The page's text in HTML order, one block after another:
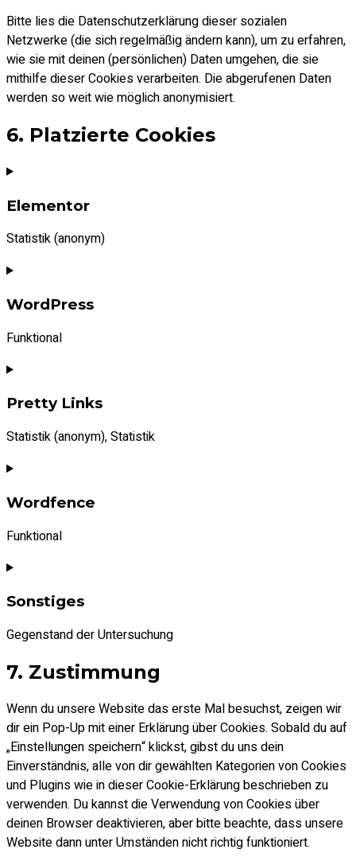
Bitte lies die Datenschutzerklärung dieser sozialen
Netzwerke (die sich regelmäßig ändern kann), um zu erfahren,
wie sie mit deinen (persönlichen) Daten umgehen, die sie
mithilfe dieser Cookies verarbeiten. Die abgerufenen Daten
werden so weit wie möglich anonymisiert.
6. Platzierte Cookies
Elementor
Statistik (anonym)
Consent
service
WordPress
Funktional
Consent
service
wordpress
Pretty Links
Statistik (anonym), Statistik
Consent
service
links
Wordfence
Funktional
Consent
service
Sonstiges
Gegenstand der Untersuchung
Consent
to
service
sonstiges
7. Zustimmung
Wenn du unsere Website das erste Mal besuchst, zeigen wir
dir ein Pop-Up mit einer Erklärung über Cookies. Sobald du auf
„Einstellungen speichern“ klickst, gibst du uns dein
Einverständnis, alle von dir gewählten Kategorien von Cookies
und Plugins wie in dieser Cookie-Erklärung beschrieben zu
verwenden. Du kannst die Verwendung von Cookies über
deinen Browser deaktivieren, aber bitte beachte, dass unsere
Website dann unter Umständen nicht richtig funktioniert.